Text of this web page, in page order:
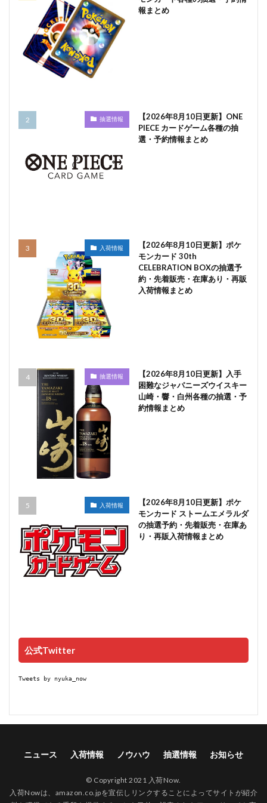
報まとめ
抽選情報
【2026年8月10日更新】ONE
PIECE カードゲーム各種の抽
選・予約情報まとめ
入荷情報
【2026年8月10日更新】ポケ
モンカード 30th
CELEBRATION BOXの抽選予
約・先着販売・在庫あり・再販
入荷情報まとめ
抽選情報
【2026年8月10日更新】入手
困難なジャパニーズウイスキー
山崎・響・白州各種の抽選・予
約情報まとめ
入荷情報
【2026年8月10日更新】ポケ
モンカード ストームエメラルダ
の抽選予約・先着販売・在庫あ
り・再販入荷情報まとめ
公式Twitter
Tweets by nyuka_now
ニュース 入荷情報 ノウハウ 抽選情報 お知らせ
© Copyright 2021 入荷Now.
入荷Nowは、amazon.co.jpを宣伝しリンクすることによってサイトが紹介